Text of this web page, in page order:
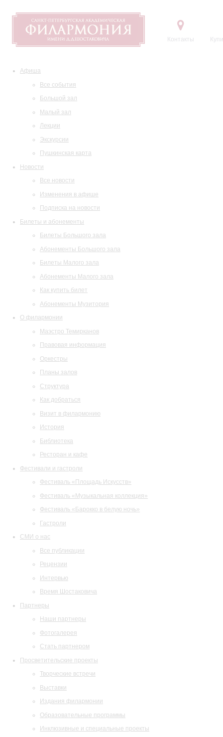
Контакты
Афиша
Все события
Большой зал
Малый зал
Лекции
Экскурсии
Пушкинская карта
Новости
Все новости
Изменения в афише
Подписка на новости
Билеты и абонементы
Билеты Большого зала
Абонементы Большого зала
Билеты Малого зала
Абонементы Малого зала
Как купить билет
Абонементы Музитория
О филармонии
Маэстро Темирканов
Правовая информация
Оркестры
Планы залов
Структура
Как добраться
Визит в филармонию
История
Библиотека
Ресторан и кафе
Фестивали и гастроли
Фестиваль «Площадь Искусств»
Фестиваль «Музыкальная коллекция»
Фестиваль «Барокко в белую ночь»
Гастроли
СМИ о нас
Все публикации
Рецензии
Интервью
Время Шостаковича
Партнеры
Наши партнеры
Фотогалерея
Стать партнером
Просветительские проекты
Творческие встречи
Выставки
Издания филармонии
Образовательные программы
Инклюзивные и специальные проекты